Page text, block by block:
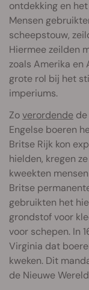
ontdekking en
Mensen
scheepstouw,
Hiermee zeilden
zoals Amerika en
grote rol bij het
imperiums.
Zoverordende
Engelse boeren
Britse Rijk kon
hielden, kregen
kweekten
Britse
gebruikten het
grondstof voor
voor schepen. In
Virginia dat
kweken. Dit
de Nieuwe